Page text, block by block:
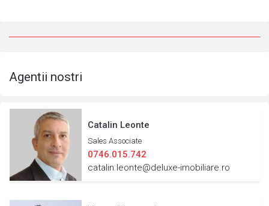
Agentii nostri
Catalin Leonte
Sales Associate
0746.015.742
catalin.leonte@deluxe-imobiliare.ro